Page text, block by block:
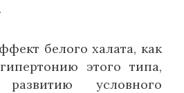
белого халата, как
этого типа,
условного